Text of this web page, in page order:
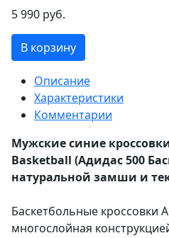
5 990 руб.
В корзину
Описание
Характеристики
Комментарии
Мужские синие
Basketball (Адидас 500
натуральной замши и
Баскетбольные кроссовки
многослойная